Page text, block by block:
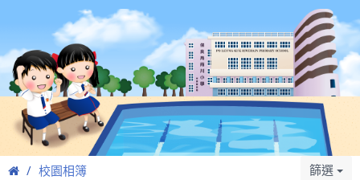
校園相簿 篩選